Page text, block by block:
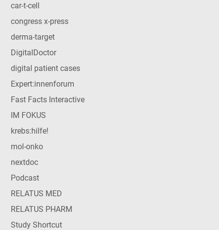
car-t-cell
congress x-press
derma-target
DigitalDoctor
digital patient cases
Expert:innenforum
Fast Facts Interactive
IM FOKUS
krebs:hilfe!
mol-onko
nextdoc
Podcast
RELATUS MED
RELATUS PHARM
Study Shortcut